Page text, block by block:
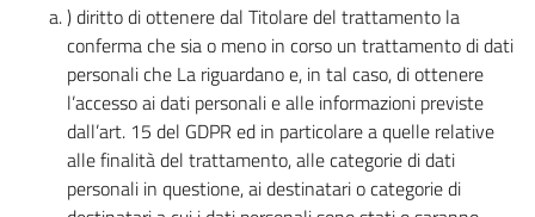
) diritto di ottenere dal Titolare del trattamento la
conferma che sia o meno in corso un trattamento di dati
personali che La riguardano e, in tal caso, di ottenere
l’accesso ai dati personali e alle informazioni previste
dall’art. 15 del GDPR ed in particolare a quelle relative
alle finalità del trattamento, alle categorie di dati
personali in questione, ai destinatari o categorie di